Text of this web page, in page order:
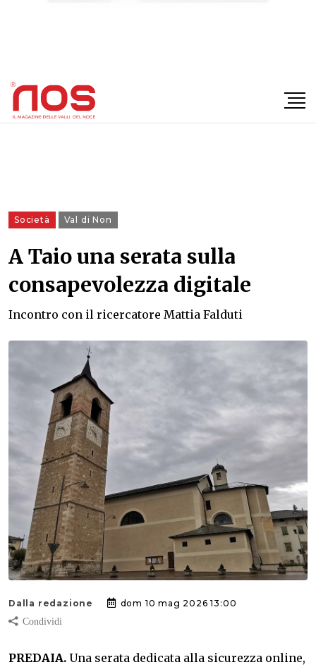
Società Val di Non
A Taio una serata sulla
consapevolezza digitale
Incontro con il ricercatore Mattia Falduti
Dalla redazione dom 10 mag 2026 13:00
PREDAIA. Una serata dedicata alla sicurezza online,